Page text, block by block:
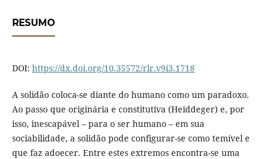
RESUMO
DOI: https://dx.doi.org/10.35572/rlr.v9i3.1718
A solidão coloca-se diante do humano como um paradoxo.
Ao passo que originária e constitutiva (Heiddeger) e, por
isso, inescapável – para o ser humano – em sua
sociabilidade, a solidão pode configurar-se como temível e
que faz adoecer. Entre estes extremos encontra-se uma